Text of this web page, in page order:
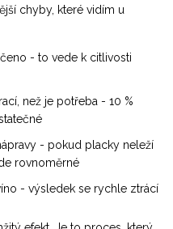
chyby, které vidím u
- to vede k citlivosti
než je potřeba - 10 %
- pokud placky neleží
rovnoměrné
- výsledek se rychle ztrácí